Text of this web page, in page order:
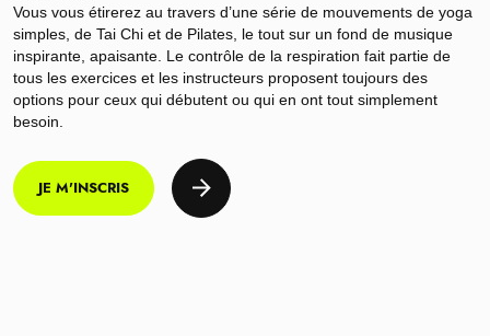
Vous vous étirerez au travers d’une série de mouvements de yoga
simples, de Tai Chi et de Pilates, le tout sur un fond de musique
inspirante, apaisante. Le contrôle de la respiration fait partie de
tous les exercices et les instructeurs proposent toujours des
options pour ceux qui débutent ou qui en ont tout simplement
besoin.
JE M'INSCRIS